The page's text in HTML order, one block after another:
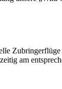
am